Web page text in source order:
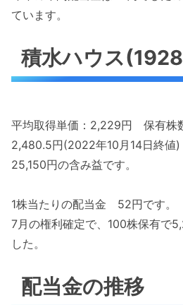
ています。
積水ハウス
平均取得単価：2,229円 保有株
2,480.5円(2022年10月14日終値)
25,150円の含み益です。
1株当たりの配当金 52円です。
7月の権利確定で、100株保有で
した。
配当金の推移